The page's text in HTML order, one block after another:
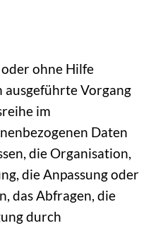
ohne Hilfe
Vorgang
im
Daten
die Organisation,
die Anpassung oder
das Abfragen, die
durch